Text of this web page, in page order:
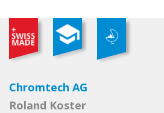
Chromtech AG
Roland Koster